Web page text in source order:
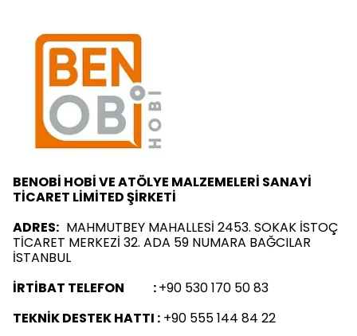
BENOBİ HOBİ VE ATÖLYE MALZEMELERİ SANAYİ
TİCARET LİMİTED ŞİRKETİ
ADRES: MAHMUTBEY MAHALLESİ 2453. SOKAK İSTOÇ
TİCARET MERKEZİ 32. ADA 59 NUMARA BAĞCILAR
İSTANBUL
İRTİBAT TELEFON :+90 530 170 50 83
TEKNİK DESTEK HATTI : +90 555 144 84 22